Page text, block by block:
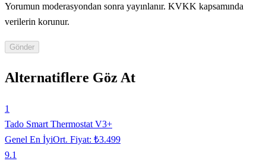
Yorumun moderasyondan sonra yayınlanır. KVKK kapsamında
verilerin korunur.
Gönder
Alternatiflere Göz At
1
Tado Smart Thermostat V3+
Genel En İyiOrt. Fiyat: ₺3.499
9.1